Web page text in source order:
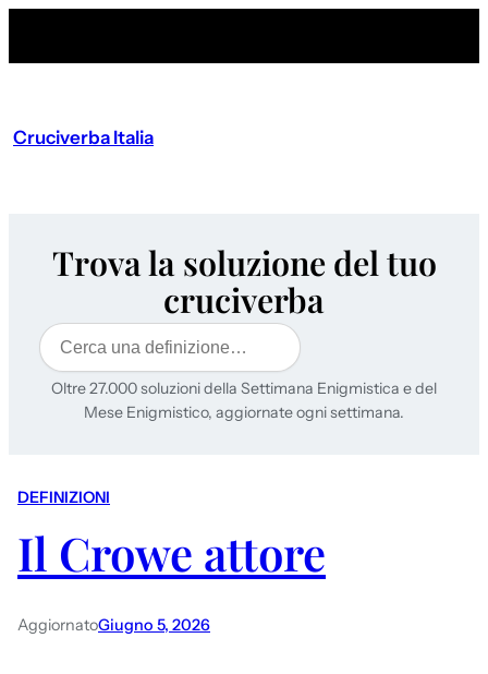
Cruciverba Italia
Trova la soluzione del tuo
cruciverba
Cerca
Oltre 27.000 soluzioni della Settimana Enigmistica e del
Mese Enigmistico, aggiornate ogni settimana.
DEFINIZIONI
Il Crowe attore
AggiornatoGiugno 5, 2026